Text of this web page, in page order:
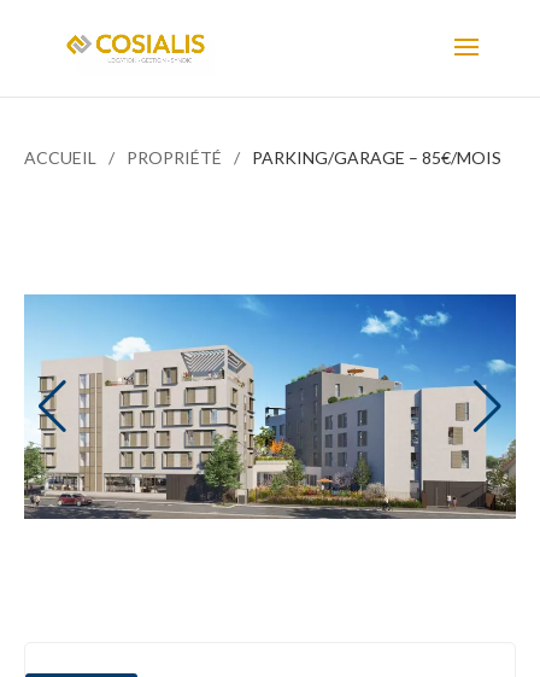
ACCUEIL PROPRIÉTÉ PARKING/GARAGE – 85€/MOIS